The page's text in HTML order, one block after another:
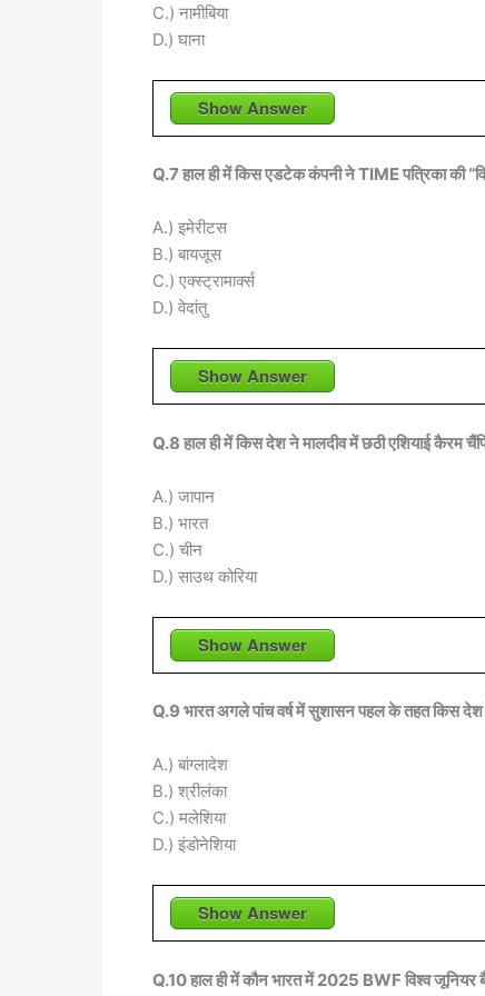
C.) नामीबिया
D.) घाना
Show Answer
Q.7 हाल ही में किस एडटेक कंपनी ने TIME पत्रिका की
A.) इमेरीटस
B.) बायजूस
C.) एक्स्ट्रामार्क्स
D.) वेदांतु
Show Answer
Q.8 हाल ही में किस देश ने मालदीव में छठी एशियाई कैरम
A.) जापान
B.) भारत
C.) चीन
D.) साउथ कोरिया
Show Answer
Q.9 भारत अगले पांच वर्ष में सुशासन पहल के तहत किस देश
A.) बांग्लादेश
B.) श्रीलंका
C.) मलेशिया
D.) इंडोनेशिया
Show Answer
Q.10 हाल ही में कौन भारत में 2025 BWF विश्व जूनियर